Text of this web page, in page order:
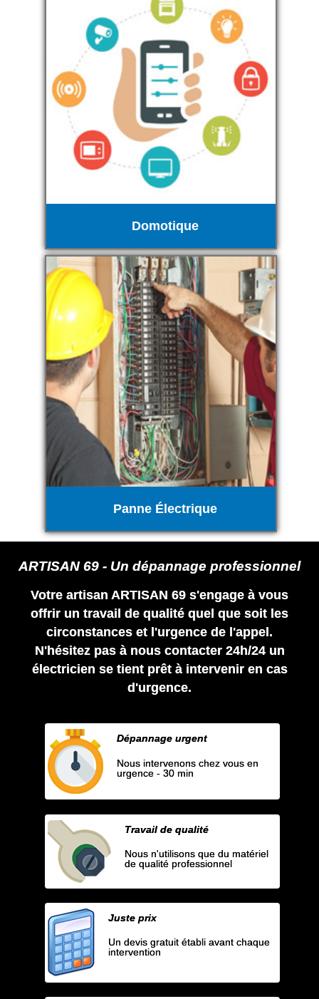
Domotique
Panne Électrique
ARTISAN 69 - Un dépannage professionnel
Votre artisan ARTISAN 69 s'engage à vous
offrir un travail de qualité quel que soit les
circonstances et l'urgence de l'appel.
N'hésitez pas à nous contacter 24h/24 un
électricien se tient prêt à intervenir en cas
d'urgence.
Dépannage urgent
Nous intervenons chez vous en
urgence - 30 min
Travail de qualité
Nous n'utilisons que du matériel
de qualité professionnel
Juste prix
Un devis gratuit établi avant chaque
intervention